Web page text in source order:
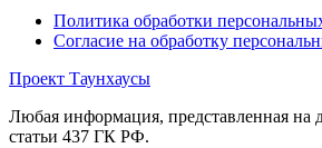
Политика обработки
Согласие на обработку
Проект Таунхаусы
Любая информация, представленная на
статьи 437 ГК РФ.